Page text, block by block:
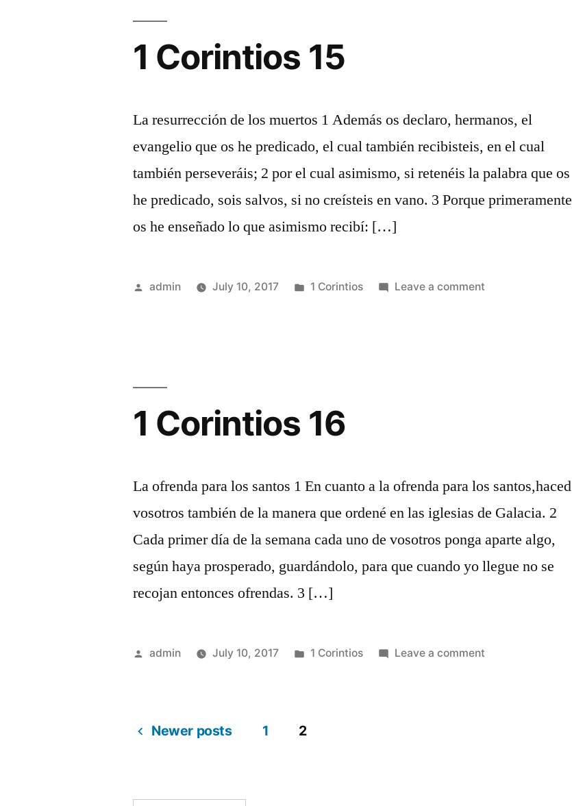
1 Corintios 15
La resurrección de los muertos 1 Además os declaro, hermanos, el
evangelio que os he predicado, el cual también recibisteis, en el cual
también perseveráis; 2 por el cual asimismo, si retenéis la palabra que os
he predicado, sois salvos, si no creísteis en vano. 3 Porque primeramente
os he enseñado lo que asimismo recibí: […]
Posted
admin July 10, 2017
Posted
1 Corintios Leave a commenton
1 Corintios 16
La ofrenda para los santos 1 En cuanto a la ofrenda para los santos,haced
vosotros también de la manera que ordené en las iglesias de Galacia. 2
Cada primer día de la semana cada uno de vosotros ponga aparte algo,
según haya prosperado, guardándolo, para que cuando yo llegue no se
recojan entonces ofrendas. 3 […]
Posted
admin July 10, 2017
Posted
1 Corintios Leave a commenton
Newer posts 1 2